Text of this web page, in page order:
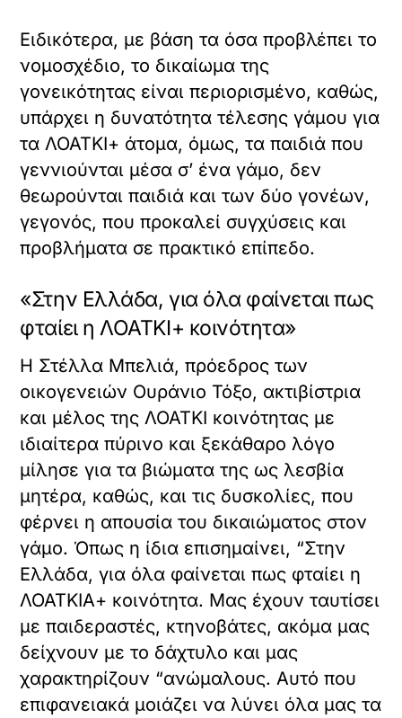
Ειδικότερα, με βάση τα όσα προβλέπει το
νομοσχέδιο, το δικαίωμα της
γονεικότητας είναι περιορισμένο, καθώς,
υπάρχει η δυνατότητα τέλεσης γάμου για
τα ΛΟΑΤΚΙ+ άτομα, όμως, τα παιδιά που
γεννιούνται μέσα σ’ ένα γάμο, δεν
θεωρούνται παιδιά και των δύο γονέων,
γεγονός, που προκαλεί συγχύσεις και
προβλήματα σε πρακτικό επίπεδο.
«Στην Ελλάδα, για όλα φαίνεται πως
φταίει η ΛΟΑΤΚΙ+ κοινότητα»
Η Στέλλα Μπελιά, πρόεδρος των
οικογενειών Ουράνιο Τόξο, ακτιβίστρια
και μέλος της ΛΟΑΤΚΙ κοινότητας με
ιδιαίτερα πύρινο και ξεκάθαρο λόγο
μίλησε για τα βιώματα της ως λεσβία
μητέρα, καθώς, και τις δυσκολίες, που
φέρνει η απουσία του δικαιώματος στον
γάμο. Όπως η ίδια επισημαίνει, “Στην
Ελλάδα, για όλα φαίνεται πως φταίει η
ΛΟΑΤΚΙΑ+ κοινότητα. Μας έχουν ταυτίσει
με παιδεραστές, κτηνοβάτες, ακόμα μας
δείχνουν με το δάχτυλο και μας
χαρακτηρίζουν “ανώμαλους. Αυτό που
επιφανειακά μοιάζει να λύνει όλα μας τα